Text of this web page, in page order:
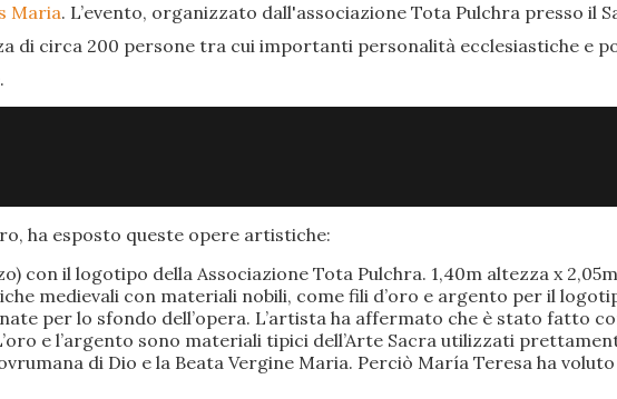
Maria. L’evento, organizzato dall'associazione Tota Pulchra presso il
di circa 200 persone tra cui importanti personalità ecclesiastiche e
ha esposto queste opere artistiche:
con il logotipo della Associazione Tota Pulchra. 1,40m altezza x
medievali con materiali nobili, come fili d’oro e argento per il
per lo sfondo dell’opera. L’artista ha affermato che è stato fatto
e l’argento sono materiali tipici dell’Arte Sacra utilizzati
di Dio e la Beata Vergine Maria. Perciò María Teresa ha